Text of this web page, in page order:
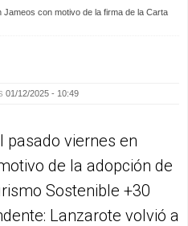
con motivo de la firma de la Carta
01/12/2025 - 10:49
pasado viernes en
de la adopción de
Sostenible +30
Lanzarote volvió a